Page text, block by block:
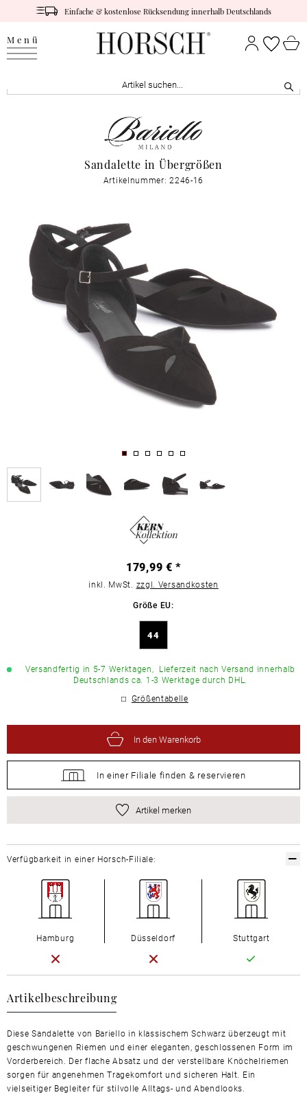
Einfache & kostenlose Rücksendung innerhalb Deutschlands
Menü
Sandalette in Übergrößen
Artikelnummer: 2246-16
179,99 € *
inkl. MwSt. zzgl. Versandkosten
Größe EU:
44
Versandfertig in 5-7 Werktagen, Lieferzeit nach Versand innerhalb
Deutschlands ca. 1-3 Werktage durch DHL.
Größentabelle
In den Warenkorb
In einer Filiale finden & reservieren
Artikel merken
Artikelbeschreibung
Diese Sandalette von Bariello in klassischem Schwarz überzeugt mit
geschwungenen Riemen und einer eleganten, geschlossenen Form im
Vorderbereich. Der flache Absatz und der verstellbare Knöchelriemen
sorgen für angenehmen Tragekomfort und sicheren Halt. Ein
vielseitiger Begleiter für stilvolle Alltags- und Abendlooks.
Verfügbarkeit in einer Horsch-Filiale:
Hamburg Düsseldorf Stuttgart